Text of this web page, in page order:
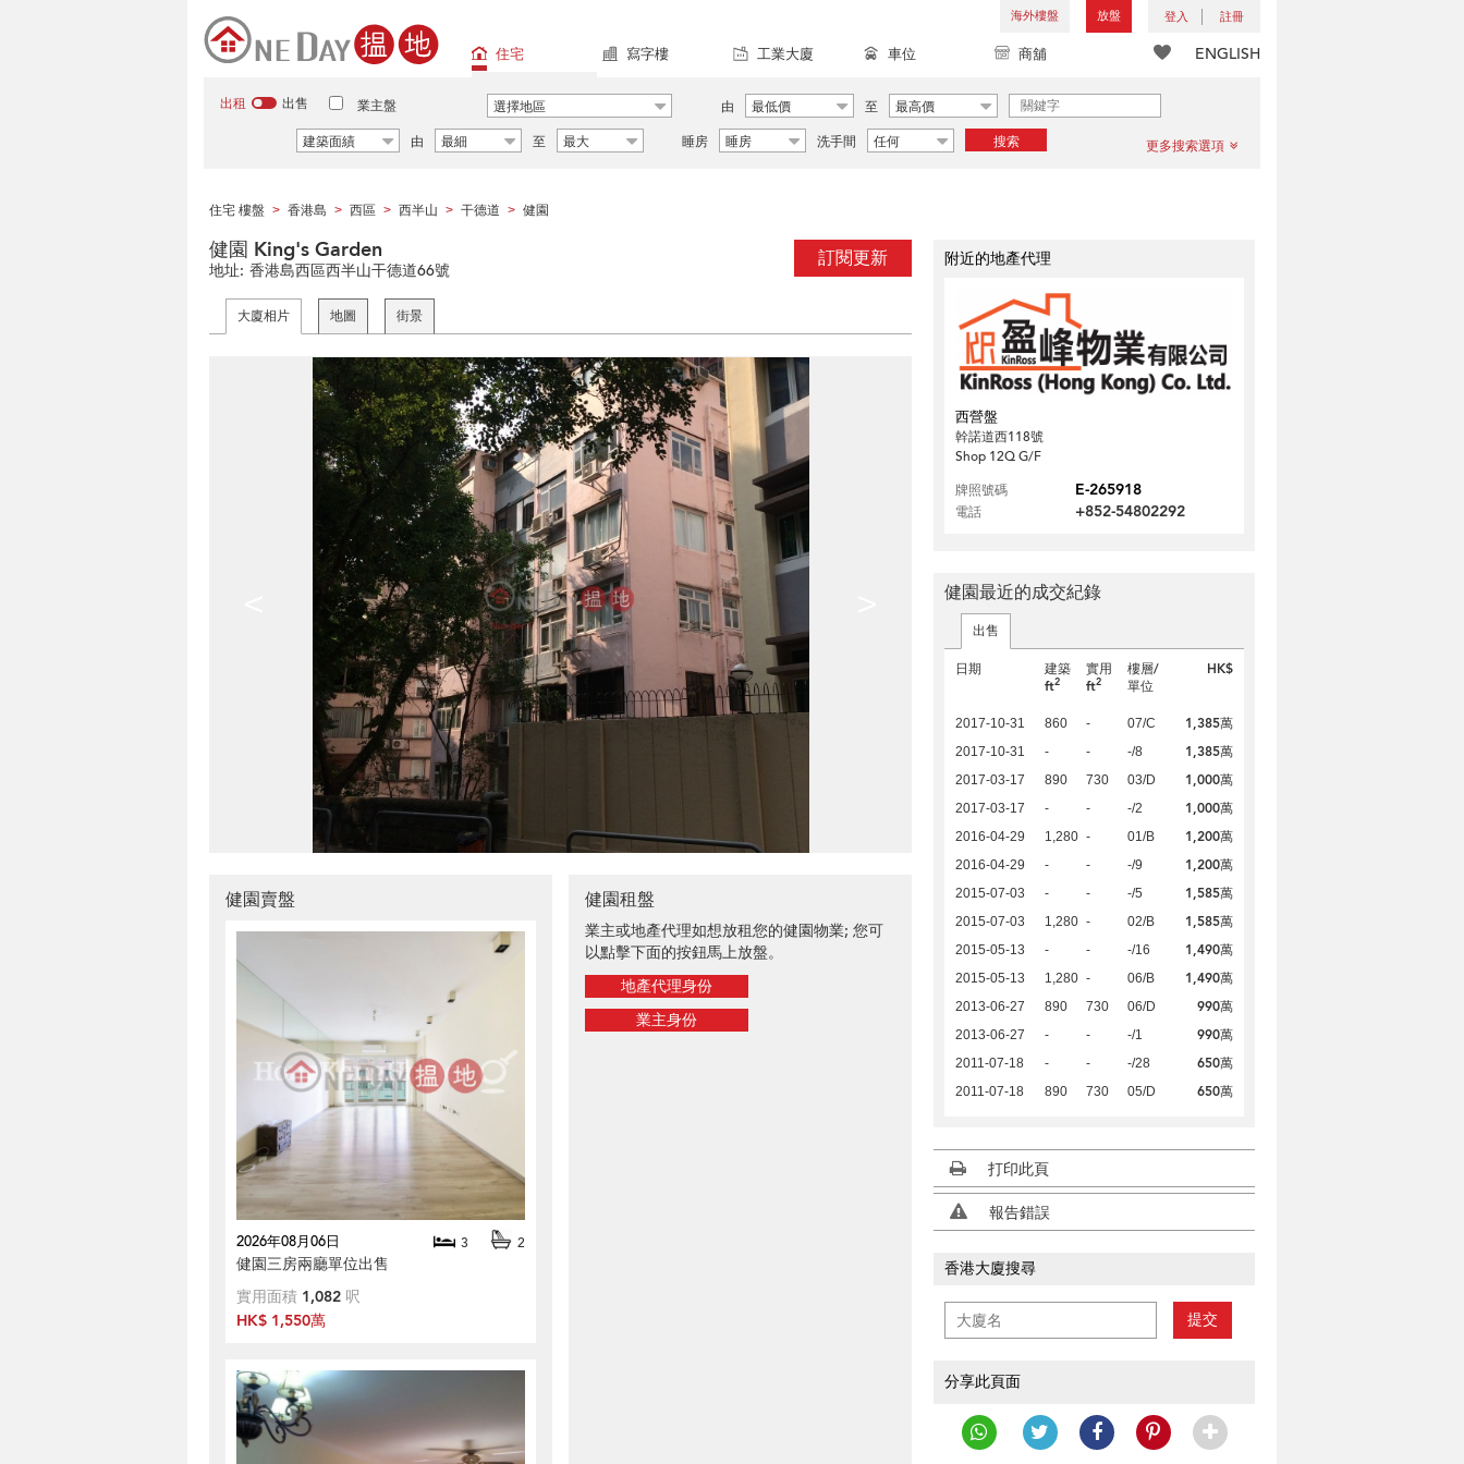
海外樓盤 放盤 登入 註冊
ENGLISH
住宅 寫字樓 工業大廈 車位 商舖
出租 出售 業主盤 選擇地區 由 最低價 至
最高價
建築面績
由 最細 至 最大 睡房 睡房 洗手間 任何 搜索 更多搜索選項
住宅 樓盤 > 香港島 > 西區 > 西半山 > 干德道 > 健園
訂閱更新
健園 King's Garden
地址: 香港島西區西半山干德道66號
大廈相片 地圖 街景
健園賣盤
2026年08月06日 3 2
健園三房兩廳單位出售
實用面積 1,082 呎
HK$ 1,550萬
健園租盤
業主或地產代理如想放租您的健園物業; 您可
以點擊下面的按鈕馬上放盤。
地產代理身份
業主身份
附近的地產代理
西營盤
幹諾道西118號
Shop 12Q G/F
牌照號碼
E-265918
電話 +852-54802292
健園最近的成交紀錄
出售
日期
建築
ft2
實用
ft2
樓層/
單位
HK$
2017-10-31 860 - 07/C 1,385萬
2017-10-31 - - -/8 1,385萬
2017-03-17 890 730 03/D 1,000萬
2017-03-17 - - -/2 1,000萬
2016-04-29 1,280 - 01/B 1,200萬
2016-04-29 - - -/9 1,200萬
2015-07-03 - - -/5 1,585萬
2015-07-03 1,280 - 02/B 1,585萬
2015-05-13 - - -/16 1,490萬
2015-05-13 1,280 - 06/B 1,490萬
2013-06-27 890 730 06/D 990萬
2013-06-27 - - -/1 990萬
2011-07-18 - - -/28 650萬
2011-07-18 890 730 05/D 650萬
打印此頁
報告錯誤
香港大廈搜尋
提交
分享此頁面